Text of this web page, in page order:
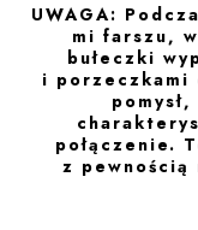
UWAGA:
mi farszu,
bułeczki
i porzeczkami
połączenie.
z pewnością